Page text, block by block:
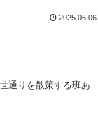
2025.06.06
通りを散策する班あ